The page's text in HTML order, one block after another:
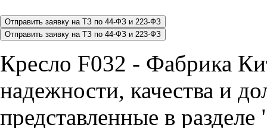
Кресло F032 - Фабрика
надежности, качества и
представленные в